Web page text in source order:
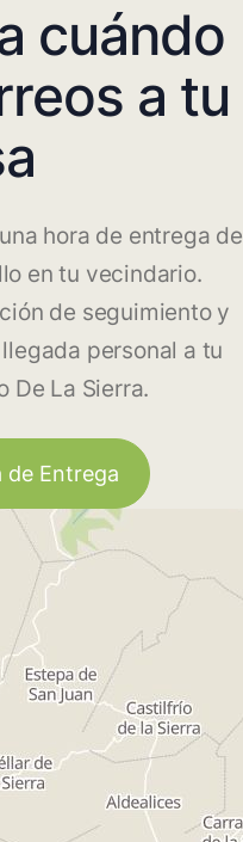
cuándo
a tu
hora de entrega de
en tu vecindario.
de seguimiento y
personal a tu
De La Sierra.
de Entrega